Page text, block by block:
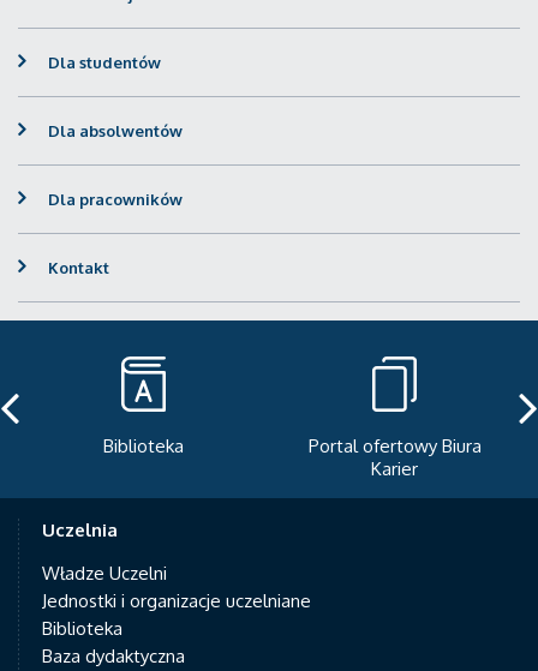
Dla studentów
Dla absolwentów
Dla pracowników
Kontakt
Portal ofertowy Biura
Newsletter
Uczelnia
Władze Uczelni
Jednostki i organizacje uczelniane
Biblioteka
Baza dydaktyczna